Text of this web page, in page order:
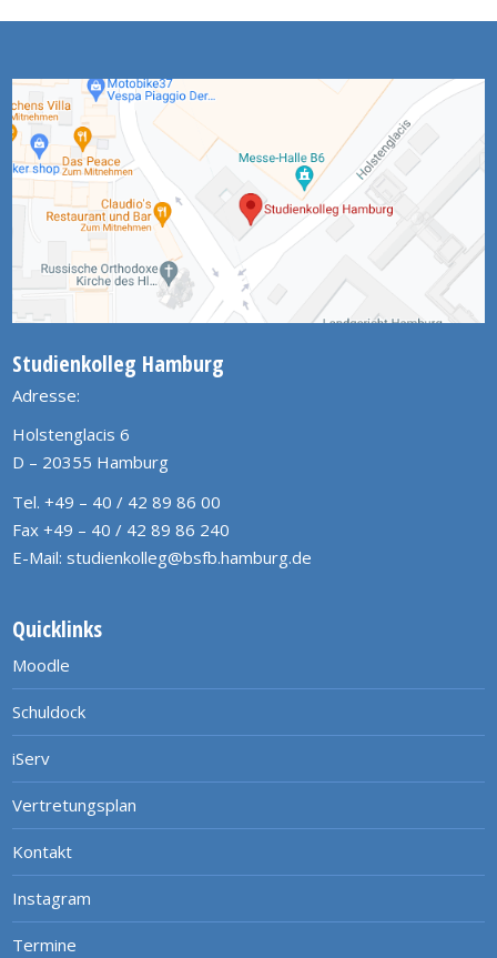
Studienkolleg Hamburg
Adresse:
Holstenglacis 6
D – 20355 Hamburg
Tel. +49 – 40 / 42 89 86 00
Fax +49 – 40 / 42 89 86 240
E-Mail: studienkolleg@bsfb.hamburg.de
Quicklinks
Moodle
Schuldock
iServ
Vertretungsplan
Kontakt
Instagram
Termine